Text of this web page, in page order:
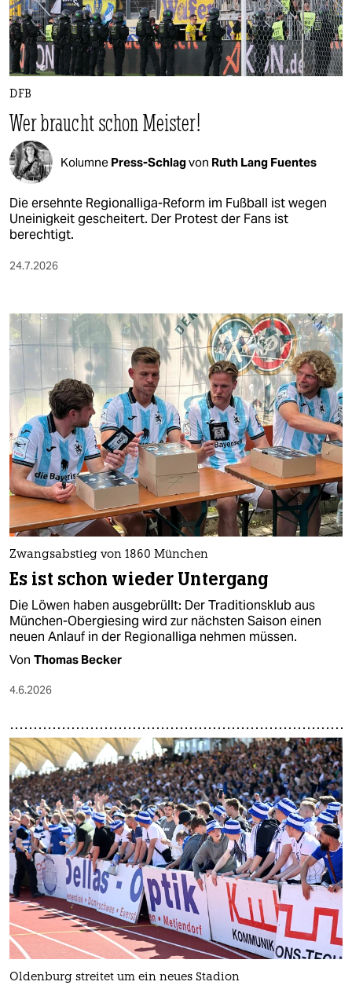
nord
wahrheit
verlag
veranstaltungen
shop
fragen & hilfe
unterstützen
genossenschaft
epaper login
DFB
Wer braucht schon Meister!
Kolumne Press-Schlagvon Ruth Lang Fuentes
Die ersehnte Regionalliga-Reform im Fußball ist wegen
Uneinigkeit gescheitert. Der Protest der Fans ist
berechtigt.
24.7.2026
Zwangsabstieg von 1860 München
Es ist schon wieder Untergang
Die Löwen haben ausgebrüllt: Der Traditionsklub aus
München-Obergiesing wird zur nächsten Saison einen
neuen Anlauf in der Regionalliga nehmen müssen.
Von Thomas Becker
4.6.2026
Oldenburg streitet um ein neues Stadion